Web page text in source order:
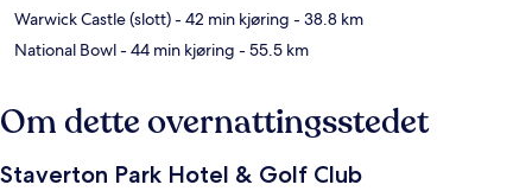
Warwick Castle (slott)- 42 min kjøring - 38.8 km
National Bowl- 44 min kjøring - 55.5 km
Om dette overnattingsstedet
Staverton Park Hotel & Golf Club